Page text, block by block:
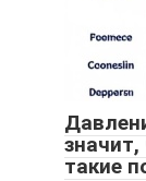
такие